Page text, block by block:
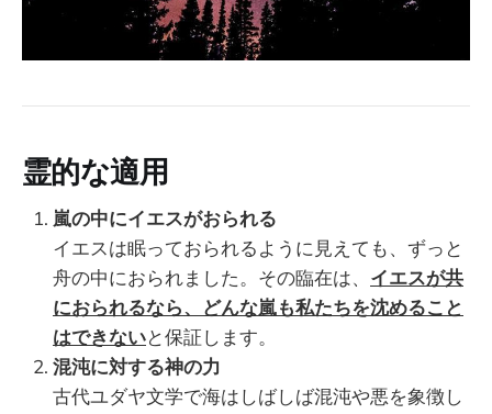
霊的な適用
嵐の中にイエスがおられる
イエスは眠っておられるように見えても、ずっと
舟の中におられました。その臨在は、 イエスが共
におられるなら、どんな嵐も私たちを沈めること
はできないと保証します。
混沌に対する神の力
古代ユダヤ文学で海はしばしば混沌や悪を象徴し